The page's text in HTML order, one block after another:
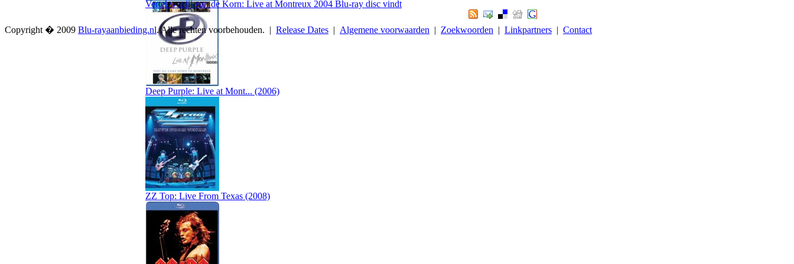
Deep Purple: Live at Mont... (2006)
ZZ Top: Live From Texas (2008)
Vertel wat jij van de Korn: Live at Montreux 2004 Blu-ray disc vindt
Copyright � 2009 Blu-rayaanbieding.nl. Alle rechten voorbehouden. | Release Dates | Algemene voorwaarden | Zoekwoorden | Linkpartners | Contact